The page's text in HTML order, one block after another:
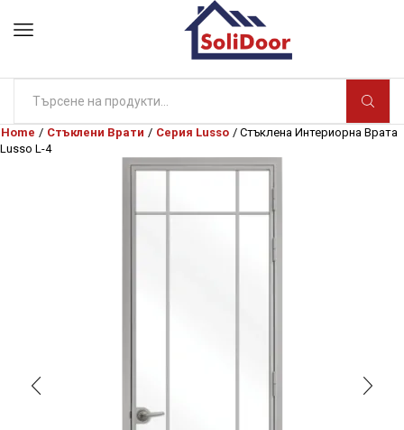
input
Home / Стъклени Врати / Серия Lusso / Стъклена Интериорна Врата
Lusso L-4